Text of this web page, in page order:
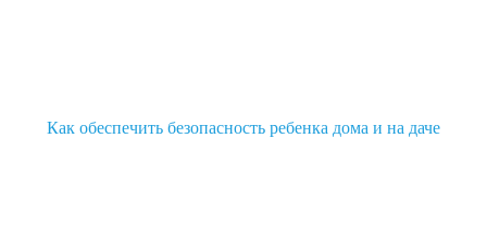
Как обеспечить безопасность ребенка дома и на даче